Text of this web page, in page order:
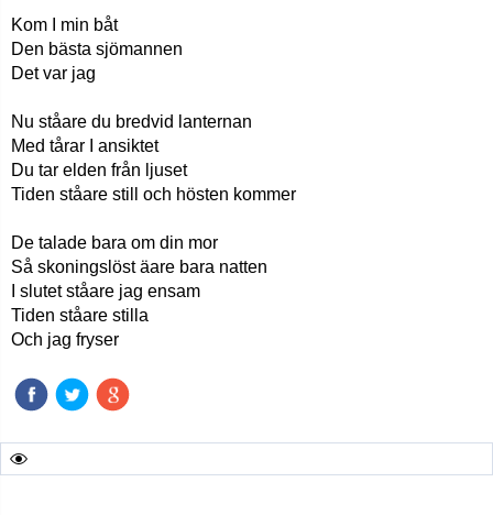
Kom I min båt
Den bästa sjömannen
Det var jag
Nu ståare du bredvid lanternan
Med tårar I ansiktet
Du tar elden från ljuset
Tiden ståare still och hösten kommer
De talade bara om din mor
Så skoningslöst äare bara natten
I slutet ståare jag ensam
Tiden ståare stilla
Och jag fryser